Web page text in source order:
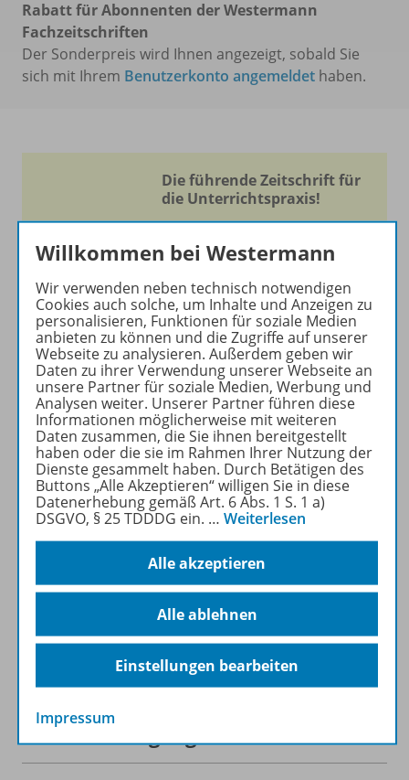
Rabatt für Abonnenten der Westermann
Fachzeitschriften
Der Sonderpreis wird Ihnen angezeigt, sobald Sie
sich mit Ihrem Benutzerkonto angemeldet haben.
Die führende Zeitschrift für
die Unterrichtspraxis!
wichtigsten Seiten von PRAXIS
GEOGRAPHIE:
zu den Abo-Angeboten
zum Zeitschriftenkiosk
zum Online-Archiv
Mehr zur Zeitschrift
Produktinformationen
Beschreibung
Zugehörige Produkte
Benachrichtigungs-Service
Willkommen bei Westermann
Wir verwenden neben technisch notwendigen
Cookies auch solche, um Inhalte und Anzeigen zu
personalisieren, Funktionen für soziale Medien
anbieten zu können und die Zugriffe auf unserer
Webseite zu analysieren. Außerdem geben wir
Daten zu ihrer Verwendung unserer Webseite an
unsere Partner für soziale Medien, Werbung und
Analysen weiter. Unserer Partner führen diese
Informationen möglicherweise mit weiteren
Daten zusammen, die Sie ihnen bereitgestellt
haben oder die sie im Rahmen Ihrer Nutzung der
Dienste gesammelt haben. Durch Betätigen des
Buttons „Alle Akzeptieren“ willigen Sie in diese
Datenerhebung gemäß Art. 6 Abs. 1 S. 1 a)
DSGVO, § 25 TDDDG ein. … Weiterlesen
Alle akzeptieren
Alle ablehnen
Einstellungen bearbeiten
Impressum